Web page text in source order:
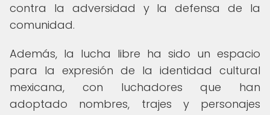
contra la adversidad y la defensa de la
comunidad.
Además, la lucha libre ha sido un espacio
para la expresión de la identidad cultural
mexicana, con luchadores que han
adoptado nombres, trajes y personajes